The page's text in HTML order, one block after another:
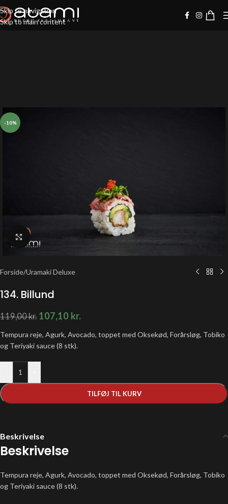
Skip to navigation
Skip to main content
-10%
Klik for at forstørre
Forside/Uramaki Deluxe
134. Billund
119,00kr. 107,10 kr.
Tempura reje, Agurk, Avocado, toppet med Oksekød, Forårsløg, Tobiko
og Teriyaki sauce (8 stk).
TILFØJ TIL KURV
Beskrivelse
Beskrivelse
Tempura reje, Agurk, Avocado, toppet med Oksekød, Forårsløg, Tobiko
og Teriyaki sauce (8 stk).